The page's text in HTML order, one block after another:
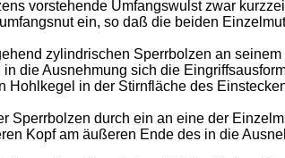
vorstehende Umfangswulst zwar
ein, so daß die beiden
zylindrischen Sperrbolzen an
die Ausnehmung sich die
in der Stirnfläche des
Sperrbolzen durch ein an eine der
Kopf am äußeren Ende des in die